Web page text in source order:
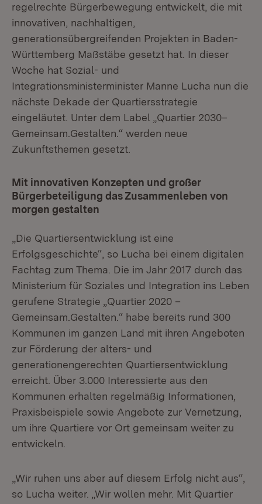
regelrechte Bürgerbewegung entwickelt, die mit
innovativen, nachhaltigen,
generationsübergreifenden Projekten in Baden-
Württemberg Maßstäbe gesetzt hat. In dieser
Woche hat Sozial- und
Integrationsministerminister Manne Lucha nun die
nächste Dekade der Quartiersstrategie
eingeläutet. Unter dem Label „Quartier 2030–
Gemeinsam.Gestalten.“ werden neue
Zukunftsthemen gesetzt.
Mit innovativen Konzepten und großer
Bürgerbeteiligung das Zusammenleben von
morgen gestalten
„Die Quartiersentwicklung ist eine
Erfolgsgeschichte“, so Lucha bei einem digitalen
Fachtag zum Thema. Die im Jahr 2017 durch das
Ministerium für Soziales und Integration ins Leben
gerufene Strategie „Quartier 2020 –
Gemeinsam.Gestalten.“ habe bereits rund 300
Kommunen im ganzen Land mit ihren Angeboten
zur Förderung der alters- und
generationengerechten Quartiersentwicklung
erreicht. Über 3.000 Interessierte aus den
Kommunen erhalten regelmäßig Informationen,
Praxisbeispiele sowie Angebote zur Vernetzung,
um ihre Quartiere vor Ort gemeinsam weiter zu
entwickeln.
„Wir ruhen uns aber auf diesem Erfolg nicht aus“,
so Lucha weiter. „Wir wollen mehr. Mit Quartier